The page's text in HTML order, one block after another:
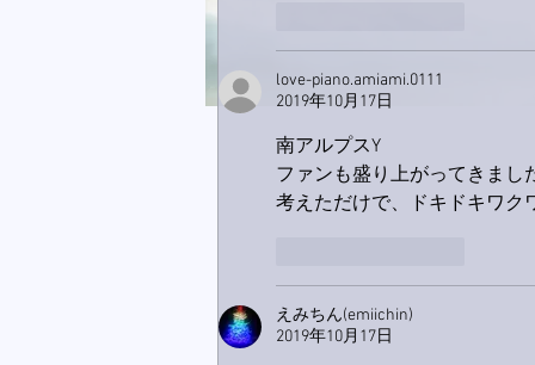
love-piano.amiami.0111
2019年10月17日
南アルプスY
ファンも盛り上がってきまし
考えただけで、ドキドキワク
えみちん(emiichin)
2019年10月17日